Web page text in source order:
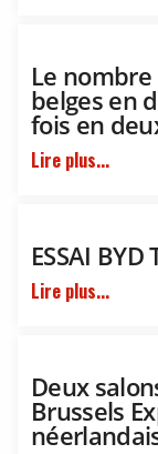
Le
belges en
fois en
Lire plus...
ESSAI
Lire plus...
Deux
Brussels